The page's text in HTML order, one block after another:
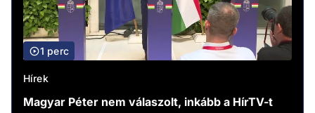
1 perc
Hírek
Magyar Péter nem válaszolt, inkább a HírTV-t